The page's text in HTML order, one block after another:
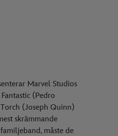
Marvel Studios
(Pedro
(Joseph Quinn)
skrämmande
måste de